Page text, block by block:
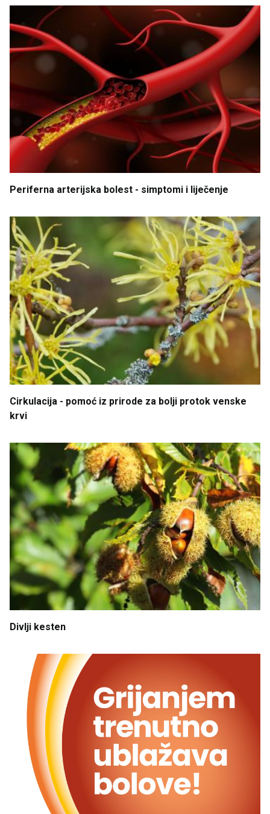
Periferna arterijska bolest - simptomi i liječenje
Cirkulacija - pomoć iz prirode za bolji protok venske
krvi
Divlji kesten